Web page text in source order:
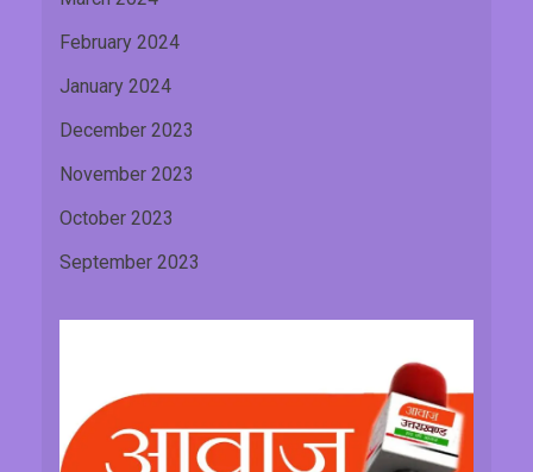
February 2024
January 2024
December 2023
November 2023
October 2023
September 2023